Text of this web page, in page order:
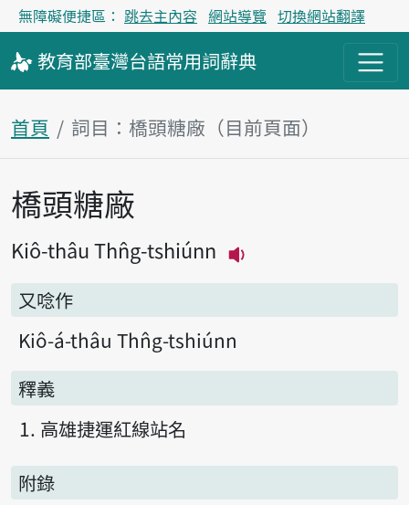
無障礙便捷區： 跳去主內容 網站導覽 切換網站翻譯
教育部臺灣台語常用詞辭典
首頁 詞目：橋頭糖廠（目前頁面）
主內容區塊
橋頭糖廠
Kiô-thâu Thn̂g-tshiúnn
又唸作
Kiô-á-thâu Thn̂g-tshiúnn
釋義
高雄捷運紅線站名
附錄